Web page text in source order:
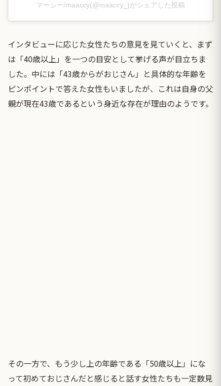
マーシー/maaccy(@maaccy_)がシェアした投稿
インタビューに応じた女性たちの意見を見ていくと、まず
は「40歳以上」を一つの目安として挙げる声が目立ちま
した。中には「43歳からがおじさん」と具体的な年齢を
ピンポイントで答えた女性もいましたが、これは自身の父
親が現在43歳であるという身近な存在が理由のようです。
その一方で、もう少し上の年齢である「50歳以上」にな
って初めておじさんだと感じると話す女性たちも一定数見